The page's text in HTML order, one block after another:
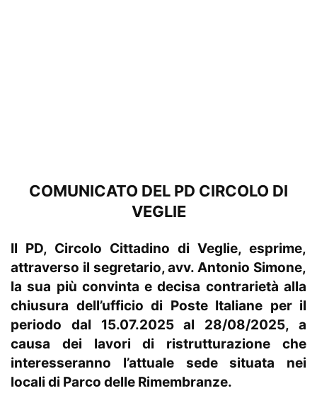
COMUNICATO DEL PD CIRCOLO DI
VEGLIE
Il PD, Circolo Cittadino di Veglie, esprime,
attraverso il segretario, avv. Antonio Simone,
la sua più convinta e decisa contrarietà alla
chiusura dell’ufficio di Poste Italiane per il
periodo dal 15.07.2025 al 28/08/2025, a
causa dei lavori di ristrutturazione che
interesseranno l’attuale sede situata nei
locali di Parco delle Rimembranze.